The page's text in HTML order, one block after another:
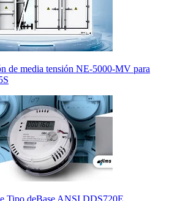
de media tensión NE-5000-MV para
Tipo deBase ANSI DDS720E